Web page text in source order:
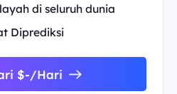
di seluruh dunia
Diprediksi
$-/Hari